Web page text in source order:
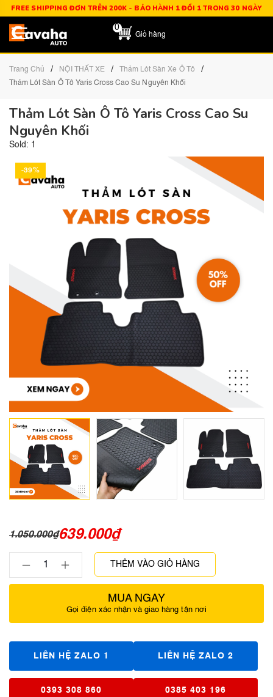
FREE SHIPPING ĐƠN TRÊN 200K - BẢO HÀNH 1 ĐỔI 1 TRONG 30 NGÀY
0
Giỏ hàng
Trang Chủ / NỘI THẤT XE / Thảm Lót Sàn Xe Ô Tô /
Thảm Lót Sàn Ô Tô Yaris Cross Cao Su Nguyên Khối
Thảm Lót Sàn Ô Tô Yaris Cross Cao Su
Nguyên Khối
Sold: 1
-39%
1.050.000₫639.000₫
THÊM VÀO GIỎ HÀNG
MUA NGAY
Gọi điện xác nhận và giao hàng tận nơi
LIÊN HỆ ZALO 1 LIÊN HỆ ZALO 2
0393 308 860 0385 403 196